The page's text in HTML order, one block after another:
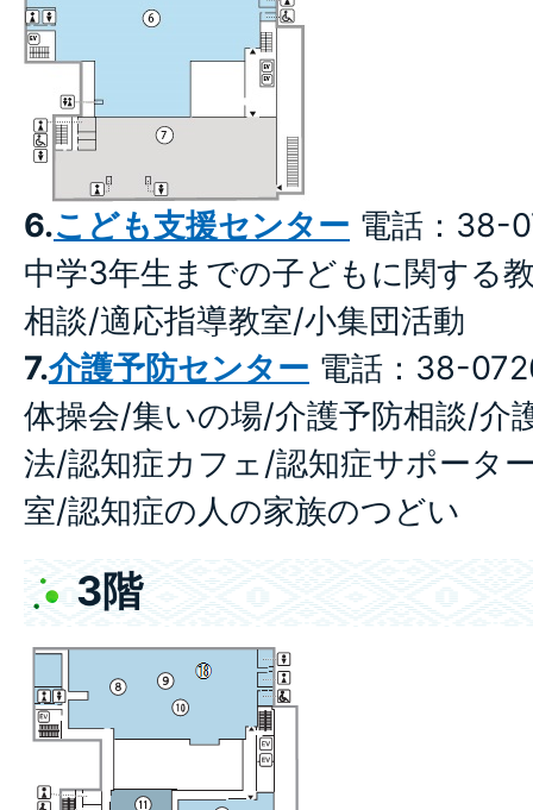
6.こども支援センター 電話：38-
中学3年生までの子どもに関する
相談/適応指導教室/小集団活動
7.介護予防センター 電話：38-
体操会/集いの場/介護予防相談/介
法/認知症カフェ/認知症サポータ
室/認知症の人の家族のつどい
3階